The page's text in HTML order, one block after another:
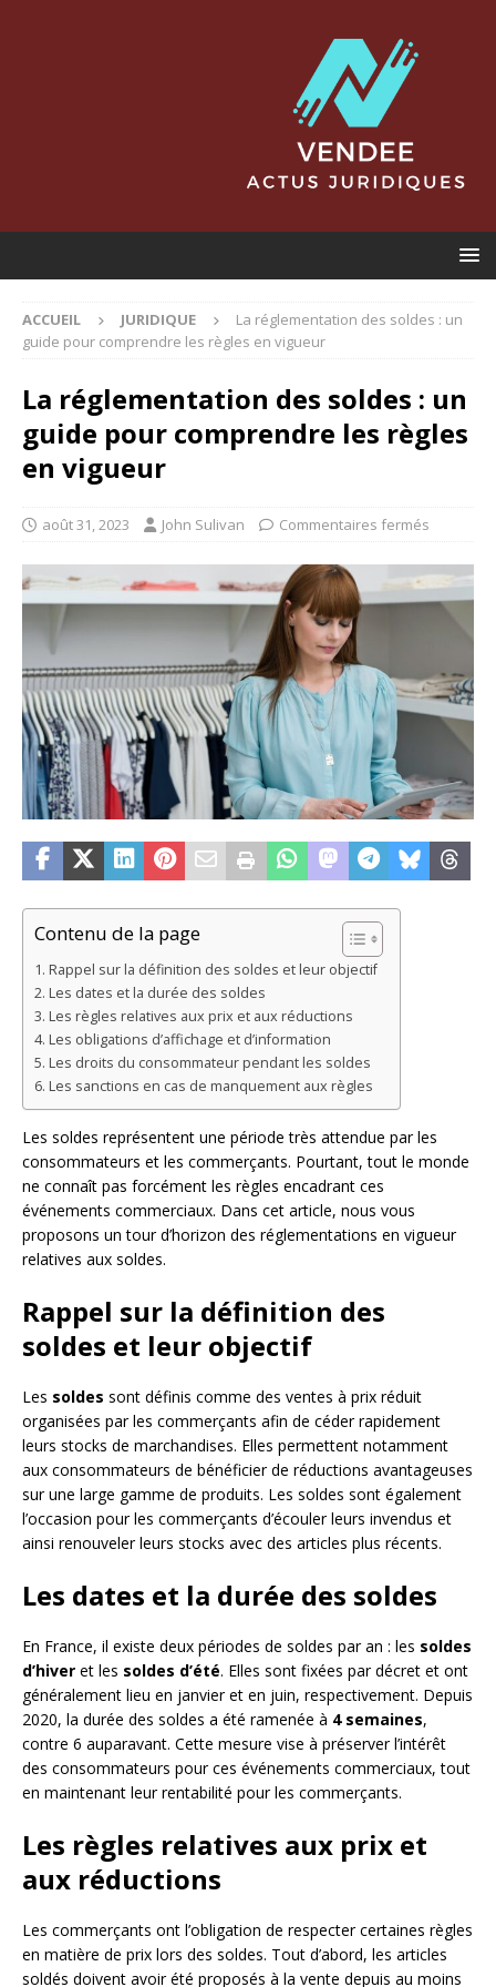
ACCUEIL JURIDIQUE
La réglementation des soldes : un
guide pour comprendre les règles en vigueur
La réglementation des soldes : un
guide pour comprendre les règles
en vigueur
août 31, 2023 John Sulivan Commentaires fermés
Contenu de la page
Rappel sur la définition des soldes et leur objectif
Les dates et la durée des soldes
Les règles relatives aux prix et aux réductions
Les obligations d’affichage et d’information
Les droits du consommateur pendant les soldes
Les sanctions en cas de manquement aux règles
Les soldes représentent une période très attendue par les
consommateurs et les commerçants. Pourtant, tout le monde
ne connaît pas forcément les règles encadrant ces
événements commerciaux. Dans cet article, nous vous
proposons un tour d’horizon des réglementations en vigueur
relatives aux soldes.
Rappel sur la définition des
soldes et leur objectif
Les soldes sont définis comme des ventes à prix réduit
organisées par les commerçants afin de céder rapidement
leurs stocks de marchandises. Elles permettent notamment
aux consommateurs de bénéficier de réductions avantageuses
sur une large gamme de produits. Les soldes sont également
l’occasion pour les commerçants d’écouler leurs invendus et
ainsi renouveler leurs stocks avec des articles plus récents.
Les dates et la durée des soldes
En France, il existe deux périodes de soldes par an : les soldes
d’hiver et les soldes d’été. Elles sont fixées par décret et ont
généralement lieu en janvier et en juin, respectivement. Depuis
2020, la durée des soldes a été ramenée à 4 semaines,
contre 6 auparavant. Cette mesure vise à préserver l’intérêt
des consommateurs pour ces événements commerciaux, tout
en maintenant leur rentabilité pour les commerçants.
Les règles relatives aux prix et
aux réductions
Les commerçants ont l’obligation de respecter certaines règles
en matière de prix lors des soldes. Tout d’abord, les articles
soldés doivent avoir été proposés à la vente depuis au moins